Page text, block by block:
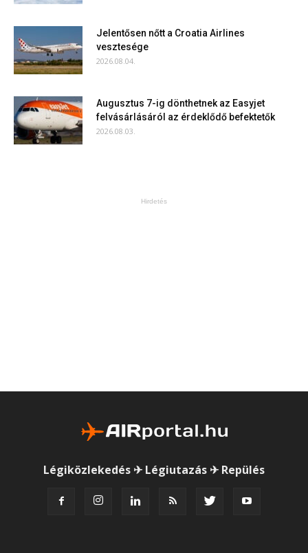
Jelentősen nőtt a Croatia Airlines
vesztesége
2026.08.04.
Augusztus 7-ig dönthetnek az Easyjet
felvásárlásáról az érdeklődő befektetők
2026.08.03.
Hirdetés
Légiközlekedés ✈ Légiutazás ✈ Repülés